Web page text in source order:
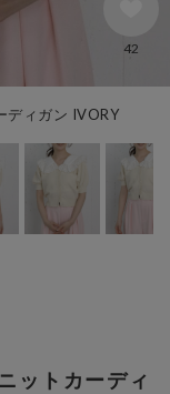
ディガン IVORY
42
ットカーディ